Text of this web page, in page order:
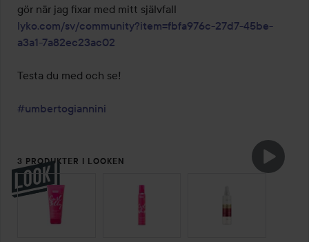
lyko.com/sv/community?item=fbfa976c-27d7-45be-
a3a1-7a82ec23ac02
Testa du med och se!
#umbertogiannini
3 PRODUKTER I LOOKEN
HOPPA ÖVER SEKTIONEN